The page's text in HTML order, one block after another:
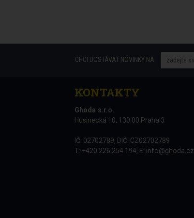
CHCI DOSTÁVAT NOVINKY NA
KONTAKTY
Ghoda s.r.o.
Husinecká 10, 130 00 Praha 3
IČ: 02702789, DIČ: CZ02702789
T: +420 226 254 194, E: info@ghoda.cz